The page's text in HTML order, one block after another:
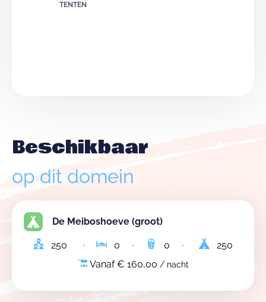
TENTEN
Beschikbaar
op dit domein
De Meiboshoeve (groot)
250 0 0
250
Vanaf € 160,00 / nacht